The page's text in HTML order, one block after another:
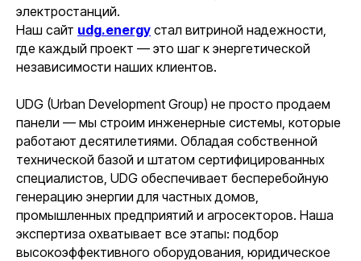
электростанций.
Наш сайт udg.energy стал витриной надежности,
где каждый проект — это шаг к энергетической
независимости наших клиентов.
UDG (Urban Development Group) не просто продаем
панели — мы строим инженерные системы, которые
работают десятилетиями. Обладая собственной
технической базой и штатом сертифицированных
специалистов, UDG обеспечивает бесперебойную
генерацию энергии для частных домов,
промышленных предприятий и агросекторов. Наша
экспертиза охватывает все этапы: подбор
высокоэффективного оборудования, юридическое